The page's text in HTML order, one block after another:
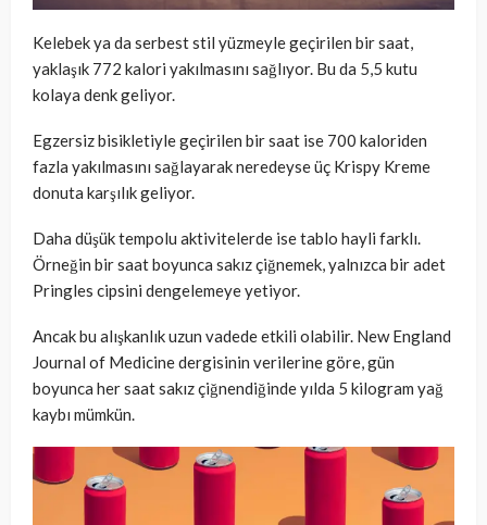
Kelebek ya da serbest stil yüzmeyle geçirilen bir saat,
yaklaşık 772 kalori yakılmasını sağlıyor. Bu da 5,5 kutu
kolaya denk geliyor.
Egzersiz bisikletiyle geçirilen bir saat ise 700 kaloriden
fazla yakılmasını sağlayarak neredeyse üç Krispy Kreme
donuta karşılık geliyor.
Daha düşük tempolu aktivitelerde ise tablo hayli farklı.
Örneğin bir saat boyunca sakız çiğnemek, yalnızca bir adet
Pringles cipsini dengelemeye yetiyor.
Ancak bu alışkanlık uzun vadede etkili olabilir. New England
Journal of Medicine dergisinin verilerine göre, gün
boyunca her saat sakız çiğnendiğinde yılda 5 kilogram yağ
kaybı mümkün.